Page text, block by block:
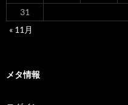
31
« 11月
メタ情報